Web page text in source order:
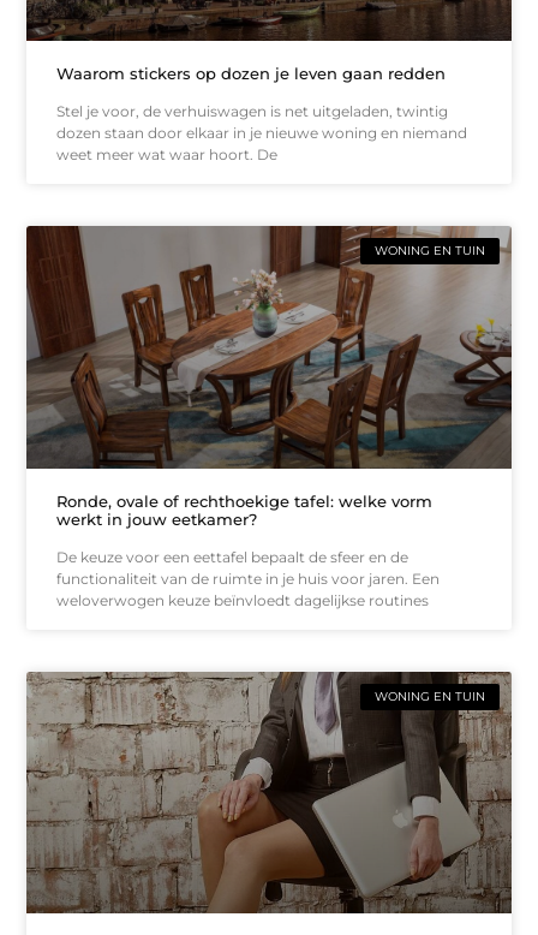
Waarom stickers op dozen je leven gaan redden
Stel je voor, de verhuiswagen is net uitgeladen, twintig
dozen staan door elkaar in je nieuwe woning en niemand
weet meer wat waar hoort. De
WONING EN TUIN
Ronde, ovale of rechthoekige tafel: welke vorm
werkt in jouw eetkamer?
De keuze voor een eettafel bepaalt de sfeer en de
functionaliteit van de ruimte in je huis voor jaren. Een
weloverwogen keuze beïnvloedt dagelijkse routines
WONING EN TUIN